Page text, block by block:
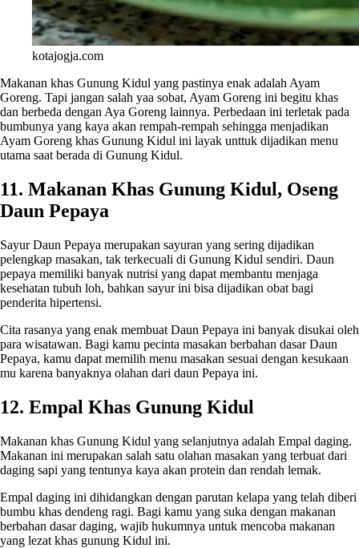
kotajogja.com
Makanan khas Gunung Kidul yang pastinya enak adalah Ayam
Goreng. Tapi jangan salah yaa sobat, Ayam Goreng ini begitu khas
dan berbeda dengan Aya Goreng lainnya. Perbedaan ini terletak pada
bumbunya yang kaya akan rempah-rempah sehingga menjadikan
Ayam Goreng khas Gunung Kidul ini layak unttuk dijadikan menu
utama saat berada di Gunung Kidul.
11. Makanan Khas Gunung Kidul, Oseng
Daun Pepaya
Sayur Daun Pepaya merupakan sayuran yang sering dijadikan
pelengkap masakan, tak terkecuali di Gunung Kidul sendiri. Daun
pepaya memiliki banyak nutrisi yang dapat membantu menjaga
kesehatan tubuh loh, bahkan sayur ini bisa dijadikan obat bagi
penderita hipertensi.
Cita rasanya yang enak membuat Daun Pepaya ini banyak disukai oleh
para wisatawan. Bagi kamu pecinta masakan berbahan dasar Daun
Pepaya, kamu dapat memilih menu masakan sesuai dengan kesukaan
mu karena banyaknya olahan dari daun Pepaya ini.
12. Empal Khas Gunung Kidul
Makanan khas Gunung Kidul yang selanjutnya adalah Empal daging.
Makanan ini merupakan salah satu olahan masakan yang terbuat dari
daging sapi yang tentunya kaya akan protein dan rendah lemak.
Empal daging ini dihidangkan dengan parutan kelapa yang telah diberi
bumbu khas dendeng ragi. Bagi kamu yang suka dengan makanan
berbahan dasar daging, wajib hukumnya untuk mencoba makanan
yang lezat khas gunung Kidul ini.